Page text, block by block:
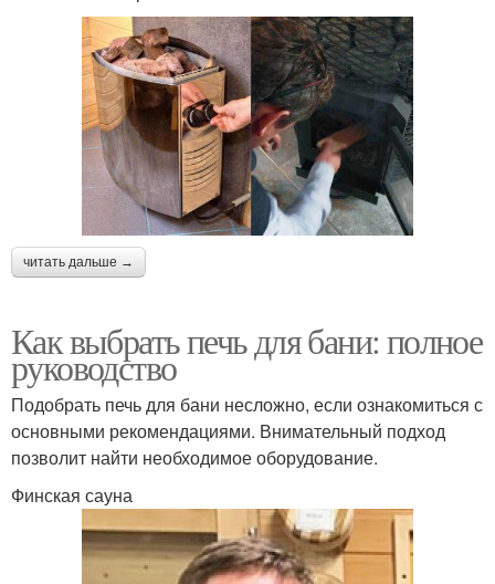
читать дальше →
Как выбрать печь для бани: полное
руководство
Подобрать печь для бани несложно, если ознакомиться с
основными рекомендациями. Внимательный подход
позволит найти необходимое оборудование.
Финская сауна